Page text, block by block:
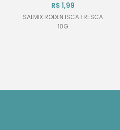
R$ 1,99
SALMIX RODEN ISCA FRESCA
10G